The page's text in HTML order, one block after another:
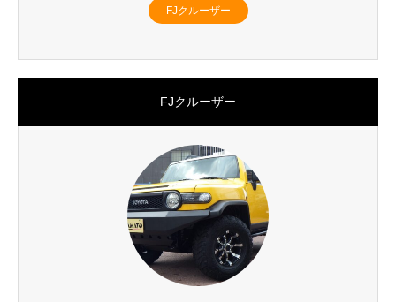
FJクルーザー
FJクルーザー